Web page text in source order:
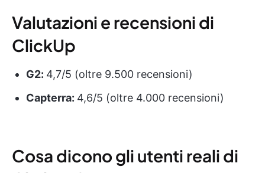
Valutazioni e recensioni di
ClickUp
G2: 4,7/5 (oltre 9.500 recensioni)
Capterra: 4,6/5 (oltre 4.000 recensioni)
Cosa dicono gli utenti reali di